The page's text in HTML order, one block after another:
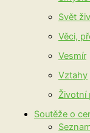
Svět
Věci,
Vesmír
Vztahy
Životní
Soutěže o